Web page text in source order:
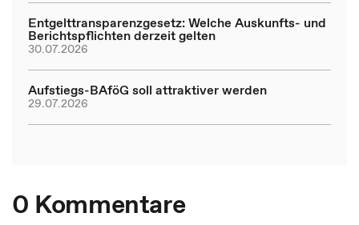
Entgelttransparenzgesetz: Welche Auskunfts- und
Berichtspflichten derzeit gelten
30.07.2026
Aufstiegs-BAföG soll attraktiver werden
29.07.2026
0 Kommentare